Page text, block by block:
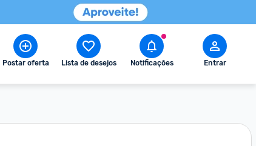
Postar oferta Lista de desejos Notificações Entrar